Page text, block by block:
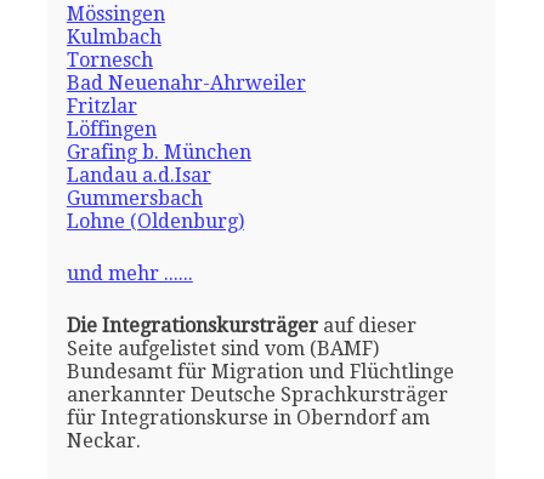
Mössingen
Kulmbach
Tornesch
Bad Neuenahr-Ahrweiler
Fritzlar
Löffingen
Grafing b. München
Landau a.d.Isar
Gummersbach
Lohne (Oldenburg)
und mehr ......
Die Integrationskursträgerauf dieser
Seite aufgelistet sind vom (BAMF)
Bundesamt für Migration und Flüchtlinge
anerkannter Deutsche Sprachkursträger
für Integrationskurse in Oberndorf am
Neckar.